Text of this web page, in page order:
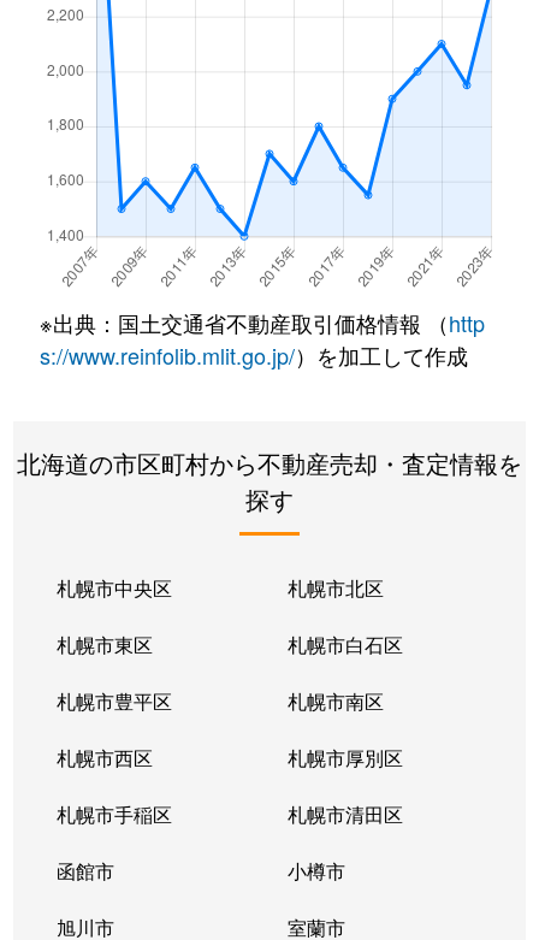
※出典：国土交通省不動産取引価格情報 （http
s://www.reinfolib.mlit.go.jp/）を加工して作成
北海道の市区町村から不動産売却・査定情報を
探す
札幌市中央区 札幌市北区
札幌市東区 札幌市白石区
札幌市豊平区 札幌市南区
札幌市西区 札幌市厚別区
札幌市手稲区 札幌市清田区
函館市 小樽市
旭川市 室蘭市